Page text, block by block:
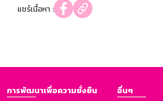
แชร์เนื้อหา :
การพัฒนาเพื่อความยั่งยืน
อื่นๆ